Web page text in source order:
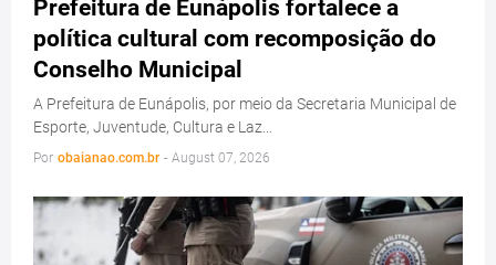
Prefeitura de Eunápolis fortalece a
política cultural com recomposição do
Conselho Municipal
A Prefeitura de Eunápolis, por meio da Secretaria Municipal de
Esporte, Juventude, Cultura e Laz…
Por obaianao.com.br - August 07, 2026